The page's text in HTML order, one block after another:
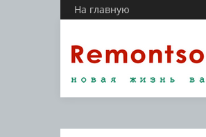
На главную